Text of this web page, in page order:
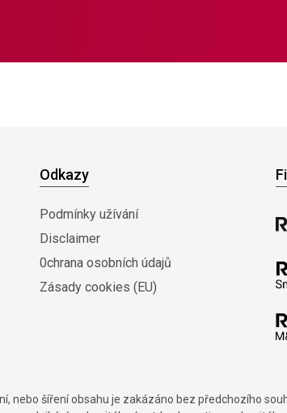
Odkazy
Podmínky užívání
Disclaimer
0chrana osobních údajů
Zásady cookies (EU)
nebo šíření obsahu je zakázáno bez předchozího